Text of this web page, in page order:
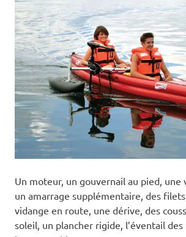
Un moteur, un gouvernail au pied, une
un amarrage supplémentaire, des
vidange en route, une dérive, des
soleil, un plancher rigide, l’éventail